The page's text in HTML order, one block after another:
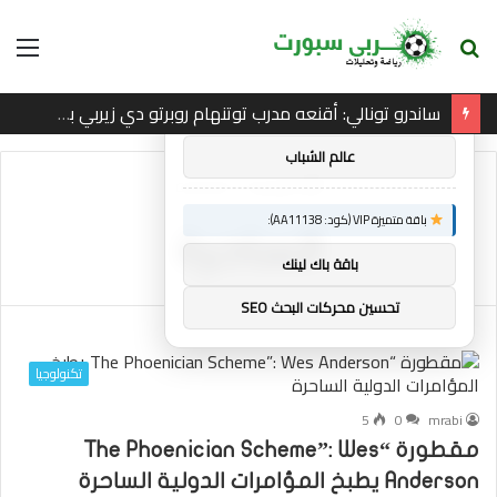
بحث
ساندرو تونالي: أقنعه مدرب توتنهام روبرتو دي زيربي بسرعة بالتوقيع
الرئيسية/الساحرة
الساحرة
تكنولوجيا
mrabi
0
5
مقطورة “The Phoenician Scheme”: Wes
Anderson يطبخ المؤامرات الدولية الساحرة
توصيات :
باقة متميزة VIP (كود: AA86842):
عالم الشباب
باقة متميزة VIP (كود: AA11138):
باقة باك لينك
تحسين محركات البحث SEO